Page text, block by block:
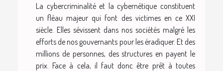
La cybercriminalité et la cybernétique constituent
un fléau majeur qui font des victimes en ce XXI
siècle. Elles sévissent dans nos sociétés malgré les
efforts de nos gouvernants pour les éradiquer. Et des
millions de personnes, des structures en payent le
prix. Face à cela, il faut donc être prêt à toutes